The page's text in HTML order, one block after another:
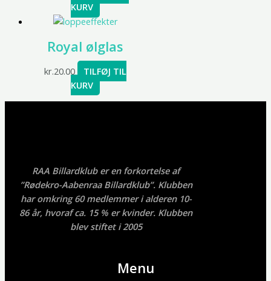
KURV
Royal ølglas
kr.20.00
TILFØJ TIL
KURV
RAA Billardklub er en forkortelse af
”Rødekro-Aabenraa Billardklub”. Klubben
har omkring 60 medlemmer i alderen 10-
86 år, hvoraf ca. 15 % er kvinder. Klubben
blev stiftet i 2005
Menu